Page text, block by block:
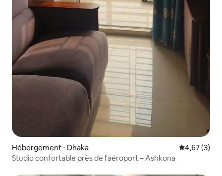
Hébergement ⋅ Dhaka Évaluation
4,67 (3)
Studio confortable près de l'aéroport – Ashkona